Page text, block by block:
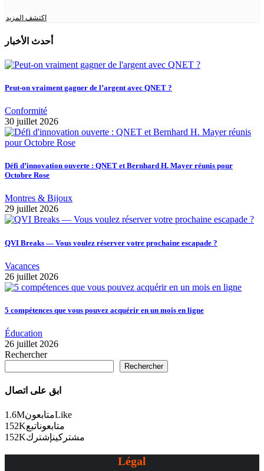
اكتشف المزيد
أحدث الأخبار
Peut-on vraiment gagner de l’argent avec QNET ?
Conformité
30 juillet 2026
Défi d’innovation ouverte : QNET et Bernhard H. Mayer réunis pour
Octobre Rose
Montres & Bijoux
29 juillet 2026
QVI Breaks — Vous voulez réserver votre prochaine escapade ?
Vacances
26 juillet 2026
5 compétences que vous pouvez acquérir en un mois en ligne
Éducation
26 juillet 2026
Rechercher
Rechercher
ابق على اتصال
1.6MمتابعونLike
152K
متابعوناتبع
152K
مشتركينإشترك
Légal